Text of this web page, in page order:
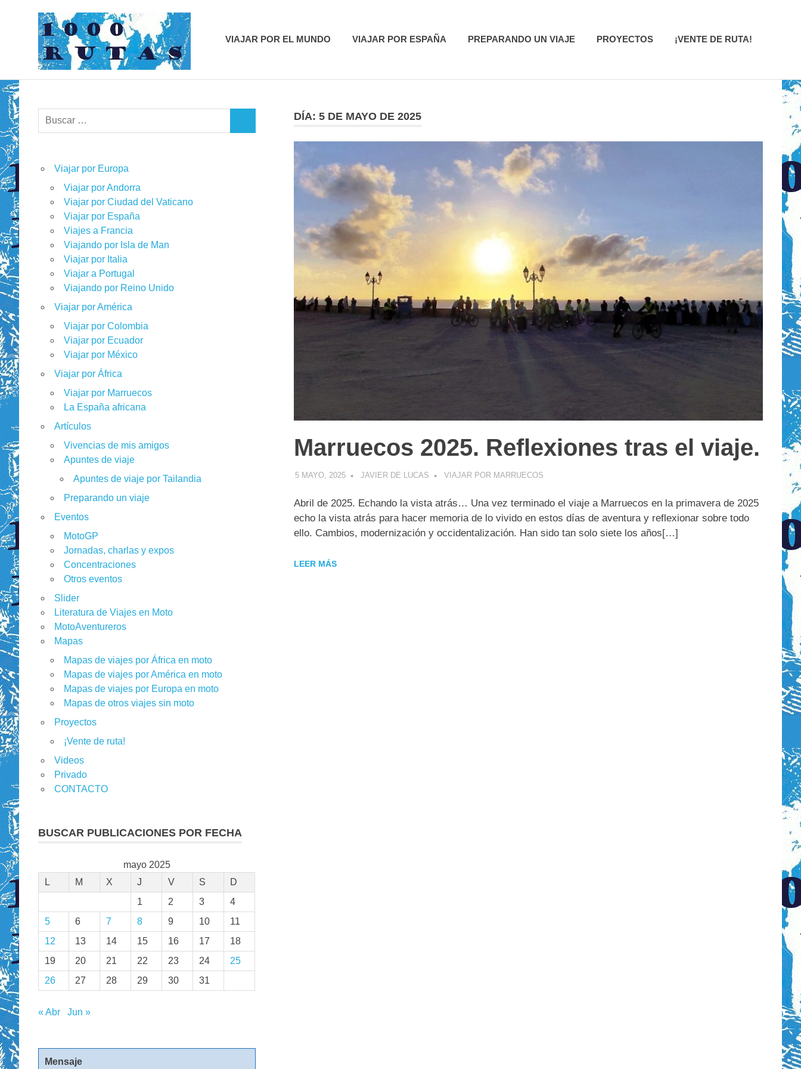
contenido
ruedas
VIAJAR POR EL MUNDO VIAJAR POR ESPAÑA PREPARANDO UN VIAJE PROYECTOS ¡VENTE DE RUTA!
DÍA: 5 DE MAYO DE 2025
Marruecos 2025. Reflexiones tras el viaje.
5 MAYO, 2025 JAVIER DE LUCAS VIAJAR POR MARRUECOS
Abril de 2025. Echando la vista atrás… Una vez terminado el viaje a Marruecos en la primavera de 2025
echo la vista atrás para hacer memoria de lo vivido en estos días de aventura y reflexionar sobre todo
ello. Cambios, modernización y occidentalización. Han sido tan solo siete los años[…]
LEER MÁS
Buscar:
Viajar por Europa
Viajar por Andorra
Viajar por Ciudad del Vaticano
Viajar por España
Viajes a Francia
Viajando por Isla de Man
Viajar por Italia
Viajar a Portugal
Viajando por Reino Unido
Viajar por América
Viajar por Colombia
Viajar por Ecuador
Viajar por México
Viajar por África
Viajar por Marruecos
La España africana
Artículos
Vivencias de mis amigos
Apuntes de viaje
Apuntes de viaje por Tailandia
Preparando un viaje
Eventos
MotoGP
Jornadas, charlas y expos
Concentraciones
Otros eventos
Slider
Literatura de Viajes en Moto
MotoAventureros
Mapas
Mapas de viajes por África en moto
Mapas de viajes por América en moto
Mapas de viajes por Europa en moto
Mapas de otros viajes sin moto
Proyectos
¡Vente de ruta!
Videos
Privado
CONTACTO
BUSCAR PUBLICACIONES POR FECHA
mayo 2025
L
M X J V S
D
1
2 3
4
5
6 7 8 9 10
11
12
13 14 15 16 17
18
19
20 21 22 23 24
25
26
27 28 29 30 31
« Abr Jun »
Mensaje